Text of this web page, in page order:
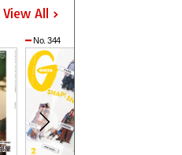
View All
No. 344